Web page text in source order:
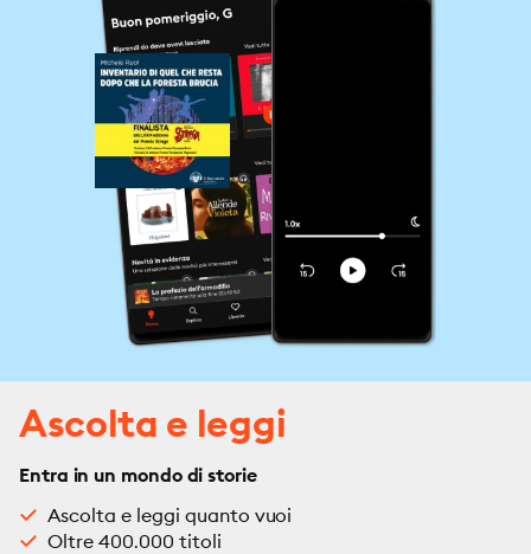
Ascolta e leggi
Entra in un mondo di storie
Ascolta e leggi quanto vuoi
Oltre 400.000 titoli